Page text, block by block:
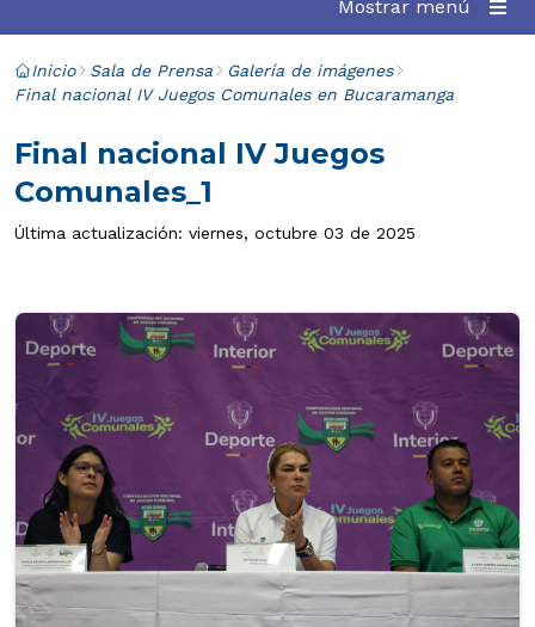
Mostrar menú
Inicio Sala de Prensa
Galería de imágenes
Final nacional IV Juegos Comunales en Bucaramanga
Final nacional IV Juegos
Comunales_1
Última actualización: viernes, octubre 03 de 2025